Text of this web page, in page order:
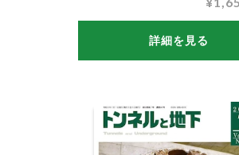
詳細を見る